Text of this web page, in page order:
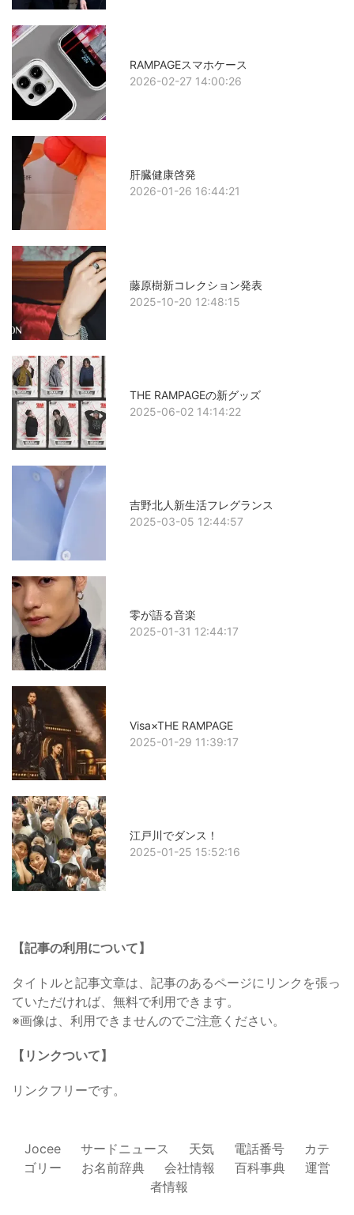
RAMPAGEスマホケース
2026-02-27 14:00:26
肝臓健康啓発
2026-01-26 16:44:21
藤原樹新コレクション発表
2025-10-20 12:48:15
THE RAMPAGEの新グッズ
2025-06-02 14:14:22
吉野北人新生活フレグランス
2025-03-05 12:44:57
零が語る音楽
2025-01-31 12:44:17
Visa×THE RAMPAGE
2025-01-29 11:39:17
江戸川でダンス！
2025-01-25 15:52:16
【記事の利用について】
タイトルと記事文章は、記事のあるページにリンクを張っ
ていただければ、無料で利用できます。
※画像は、利用できませんのでご注意ください。
【リンクついて】
リンクフリーです。
Jocee サードニュース 天気 電話番号
カテ
ゴリー
お名前辞典 会社情報 百科事典
運営
者情報